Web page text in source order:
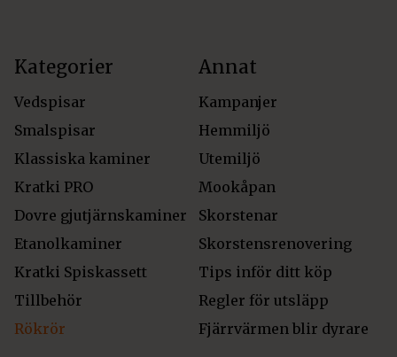
Kategorier
Vedspisar
Smalspisar
Klassiska kaminer
Kratki PRO
Dovre gjutjärnskaminer
Etanolkaminer
Kratki Spiskassett
Tillbehör
Rökrör
Annat
Kampanjer
Hemmiljö
Utemiljö
Mookåpan
Skorstenar
Skorstensrenovering
Tips inför ditt köp
Regler för utsläpp
Fjärrvärmen blir dyrare